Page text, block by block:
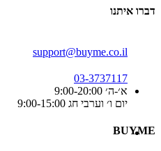
דברו איתנו
support@buyme.co.il
03-3737117
א׳-ה׳ 9:00-20:00
יום ו׳ וערבי חג 9:00-15:00
BUYME